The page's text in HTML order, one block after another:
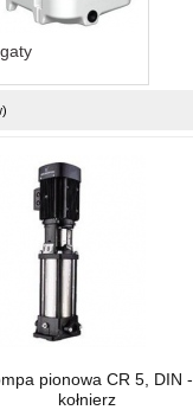
pionowa CR 5, DIN -
kołnierz